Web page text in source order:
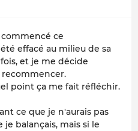
commencé ce
effacé au milieu de sa
et je me décide
point ça me fait réfléchir.
ce que je n'aurais pas
balançais, mais si le